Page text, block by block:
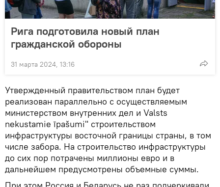
Рига подготовила новый план
гражданской обороны
31 марта 2024, 13:16
Утвержденный правительством план будет
реализован параллельно с осуществляемым
министерством внутренних дел и Valsts
nekustamie īpašumi" строительством
инфраструктуры восточной границы страны, в том
числе забора. На строительство инфраструктуры
до сих пор потрачены миллионы евро и в
дальнейшем предусмотрены объемные суммы.